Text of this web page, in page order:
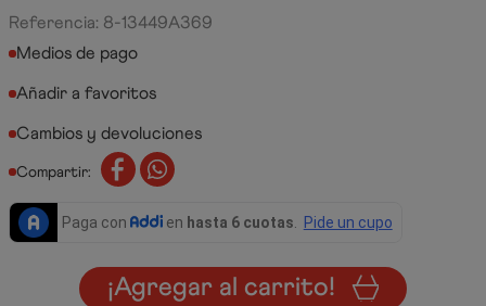
Referencia: 8-13449A369
Medios de pago
Cambios y devoluciones
Compartir:
¡Agregar al carrito!